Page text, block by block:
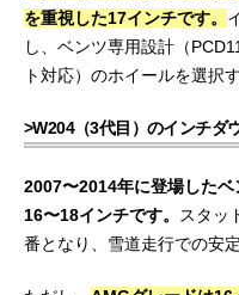
を重視した17インチです。
し、ベンツ専用設計（
ト対応）のホイールを選択
>W204（3代目）のインチダ
2007〜2014年に登場した
16〜18インチです。
スタッ
番となり、雪道走行での安